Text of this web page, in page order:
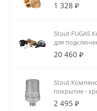
1 328 ₽
Stout FUGAS
для
20 460 ₽
Stout
покрытие -
2 495 ₽